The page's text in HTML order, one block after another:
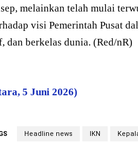
melainkan telah mulai
visi Pemerintah Pusat
dan berkelas dunia. (Red/nR)
5 Juni 2026)
Headline news IKN